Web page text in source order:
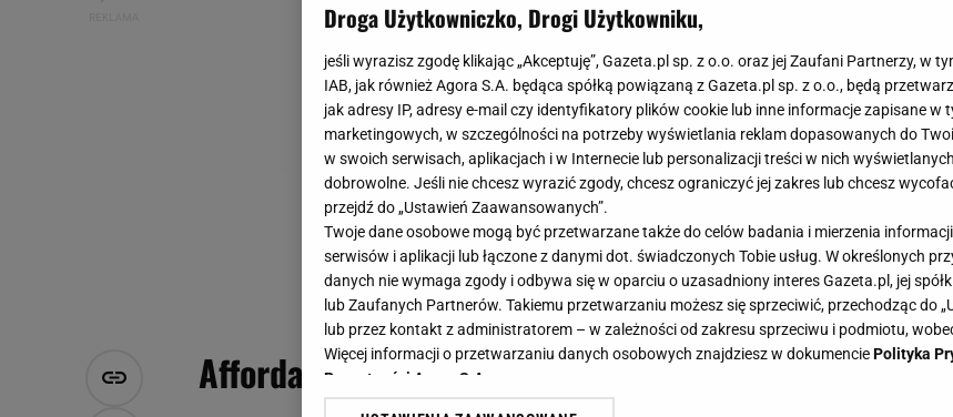
Affordable Luxury - wiosenna kolekcja Lindex
Droga Użytkowniczko, Drogi Użytkowniku,
jeśli wyrazisz zgodę klikając „Akceptuję”, Gazeta.pl sp. z o.o. oraz jej Zaufani Partnerzy, w
IAB, jak również Agora S.A. będąca spółką powiązaną z Gazeta.pl sp. z o.o., będą
jak adresy IP, adresy e-mail czy identyfikatory plików cookie lub inne informacje zapisane w
marketingowych, w szczególności na potrzeby wyświetlania reklam dopasowanych do
w swoich serwisach, aplikacjach i w Internecie lub personalizacji treści w nich
dobrowolne. Jeśli nie chcesz wyrazić zgody, chcesz ograniczyć jej zakres lub chcesz
przejdź do „Ustawień Zaawansowanych”.
Twoje dane osobowe mogą być przetwarzane także do celów badania i mierzenia
serwisów i aplikacji lub łączone z danymi dot. świadczonych Tobie usług. W określonych
danych nie wymaga zgody i odbywa się w oparciu o uzasadniony interes Gazeta.pl, jej
lub Zaufanych Partnerów. Takiemu przetwarzaniu możesz się sprzeciwić, przechodząc do
lub przez kontakt z administratorem – w zależności od zakresu sprzeciwu i podmiotu,
Więcej informacji o przetwarzaniu danych osobowych znajdziesz w dokumenciePolityka
Prywatności Agora S.A.